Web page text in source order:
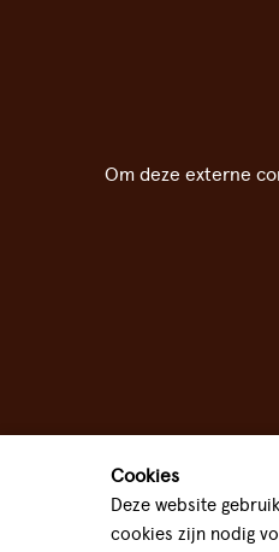
Cookies
Deze website
cookies zijn nodig
Om deze externe